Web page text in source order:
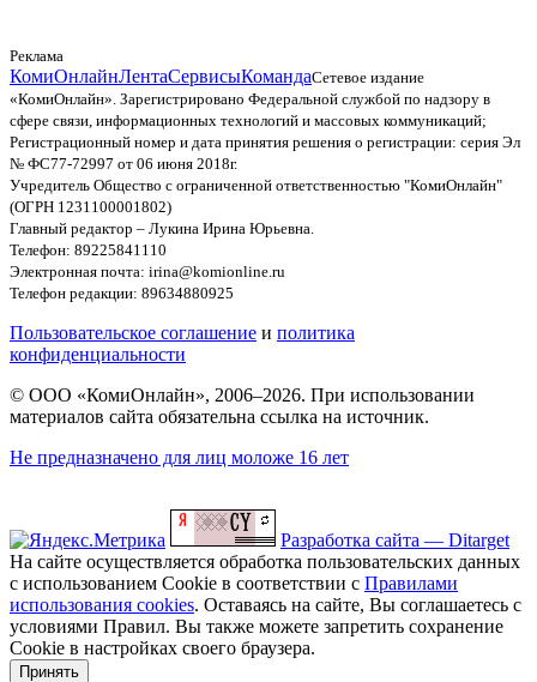
Реклама
КомиОнлайнЛентаСервисыКомандаСетевое издание
«КомиОнлайн». Зарегистрировано Федеральной службой по надзору в
сфере связи, информационных технологий и массовых коммуникаций;
Регистрационный номер и дата принятия решения о регистрации: серия Эл
№ ФС77-72997 от 06 июня 2018г.
Учредитель Общество с ограниченной ответственностью "КомиОнлайн"
(ОГРН 1231100001802)
Главный редактор – Лукина Ирина Юрьевна.
Телефон: 89225841110
Электронная почта: irina@komionline.ru
Телефон редакции: 89634880925
Пользовательское соглашение и политика
конфиденциальности
© ООО «КомиОнлайн», 2006–2026. При использовании
материалов сайта обязательна ссылка на источник.
Не предназначено для лиц моложе 16 лет
Разработка сайта — Ditarget
На сайте осуществляется обработка пользовательских данных
с использованием Cookie в соответствии с Правилами
использования cookies. Оставаясь на сайте, Вы соглашаетесь с
условиями Правил. Вы также можете запретить сохранение
Cookie в настройках своего браузера.
Принять